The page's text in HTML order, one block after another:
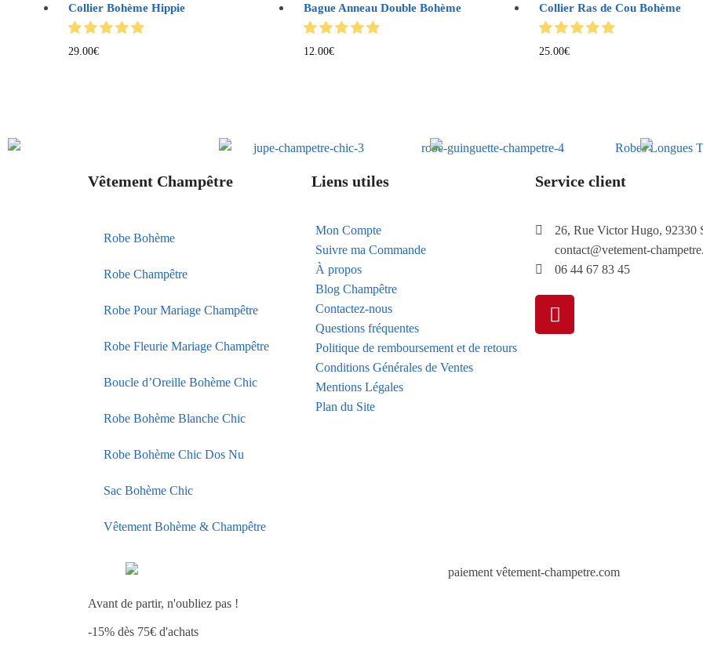
Collier Bohème Hippie
29.00€
Bague Anneau Double Bohème
12.00€
Collier Ras de Cou Bohème
25.00€
Vêtement Champêtre
Robe Bohème
Robe Champêtre
Robe Pour Mariage Champêtre
Robe Fleurie Mariage Champêtre
Boucle d’Oreille Bohème Chic
Robe Bohème Blanche Chic
Robe Bohème Chic Dos Nu
Sac Bohème Chic
Vêtement Bohème & Champêtre
Liens utiles
Mon Compte
Suivre ma Commande
À propos
Blog Champêtre
Contactez-nous
Questions fréquentes
Politique de remboursement et de retours
Conditions Générales de Ventes
Mentions Légales
Plan du Site
Service client
26, Rue Victor Hugo, 92330
contact@vetement-
06 44 67 83 45
Avant de partir, n'oubliez pas !
-15% dès 75€ d'achats